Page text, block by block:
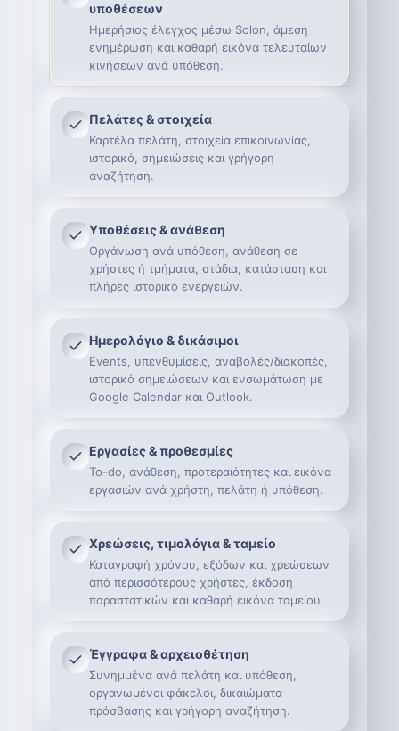
υποθέσεων
Ημερήσιος έλεγχος μέσω Solon, άμεση
ενημέρωση και καθαρή εικόνα τελευταίων
κινήσεων ανά υπόθεση.
Πελάτες & στοιχεία
Καρτέλα πελάτη, στοιχεία επικοινωνίας,
ιστορικό, σημειώσεις και γρήγορη
αναζήτηση.
Υποθέσεις & ανάθεση
Οργάνωση ανά υπόθεση, ανάθεση σε
χρήστες ή τμήματα, στάδια, κατάσταση και
πλήρες ιστορικό ενεργειών.
Ημερολόγιο & δικάσιμοι
Events, υπενθυμίσεις, αναβολές/διακοπές,
ιστορικό σημειώσεων και ενσωμάτωση με
Google Calendar και Outlook.
Εργασίες & προθεσμίες
To-do, ανάθεση, προτεραιότητες και εικόνα
εργασιών ανά χρήστη, πελάτη ή υπόθεση.
Χρεώσεις, τιμολόγια & ταμείο
Καταγραφή χρόνου, εξόδων και χρεώσεων
από περισσότερους χρήστες, έκδοση
παραστατικών και καθαρή εικόνα ταμείου.
Έγγραφα & αρχειοθέτηση
Συνημμένα ανά πελάτη και υπόθεση,
οργανωμένοι φάκελοι, δικαιώματα
πρόσβασης και γρήγορη αναζήτηση.